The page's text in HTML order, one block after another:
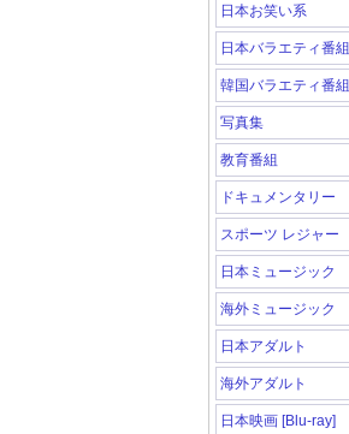
日本お笑い系
日本バラエティ番組
韓国バラエティ番組
写真集
教育番組
ドキュメンタリー
スポーツ レジャー
日本ミュージック
海外ミュージック
日本アダルト
海外アダルト
日本映画 [Blu-ray]